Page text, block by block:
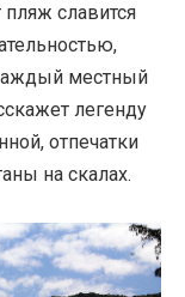
пляж славится
местный
легенду
отпечатки
на скалах.